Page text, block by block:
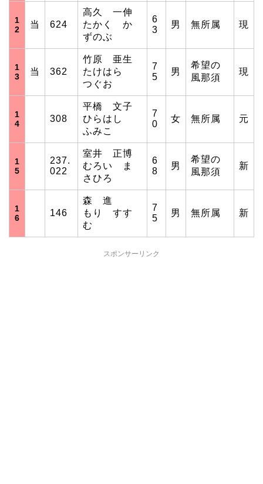
1
2
当 624
高久 一伸
たかく か
ずのぶ
6
3
男 無所属 現
1
3
当 362
竹原 亜生
たけはら
つぐお
7
5
男
希望の
風那須
現
1
4
308
平橋 文子
ひらはし
ふみこ
7
0
女 無所属 元
1
5
237.
022
室井 正博
むろい ま
さひろ
6
8
男
希望の
風那須
新
1
6
146
森 進
もり すす
む
7
5
男 無所属 新
スポンサーリンク